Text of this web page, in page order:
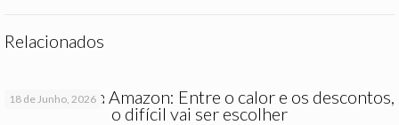
Relacionados
18 de Junho, 2026
Prime Day da Amazon: Entre o calor e os descontos,
o difícil vai ser escolher